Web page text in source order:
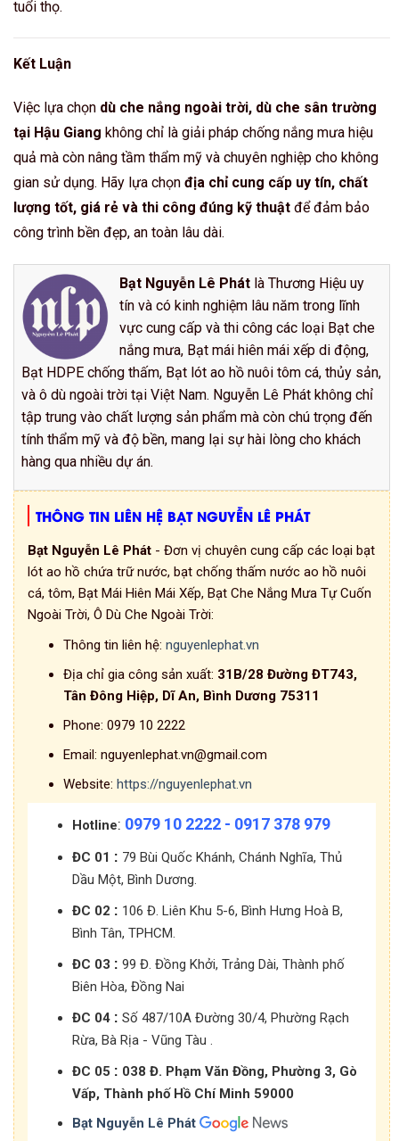
tuổi thọ.
Kết Luận
Việc lựa chọn dù che nắng ngoài trời, dù che sân trường
tại Hậu Giang không chỉ là giải pháp chống nắng mưa hiệu
quả mà còn nâng tầm thẩm mỹ và chuyên nghiệp cho không
gian sử dụng. Hãy lựa chọn địa chỉ cung cấp uy tín, chất
lượng tốt, giá rẻ và thi công đúng kỹ thuật để đảm bảo
công trình bền đẹp, an toàn lâu dài.
Bạt Nguyễn Lê Phát là Thương Hiệu uy
tín và có kinh nghiệm lâu năm trong lĩnh
vực cung cấp và thi công các loại Bạt che
nắng mưa, Bạt mái hiên mái xếp di động,
Bạt HDPE chống thấm, Bạt lót ao hồ nuôi tôm cá, thủy sản,
và ô dù ngoài trời tại Việt Nam. Nguyễn Lê Phát không chỉ
tập trung vào chất lượng sản phẩm mà còn chú trọng đến
tính thẩm mỹ và độ bền, mang lại sự hài lòng cho khách
hàng qua nhiều dự án.
THÔNG TIN LIÊN HỆ BẠT NGUYỄN LÊ PHÁT
Bạt Nguyễn Lê Phát - Đơn vị chuyên cung cấp các loại bạt
lót ao hồ chứa trữ nước, bạt chống thấm nước ao hồ nuôi
cá, tôm, Bạt Mái Hiên Mái Xếp, Bạt Che Nắng Mưa Tự Cuốn
Ngoài Trời, Ô Dù Che Ngoài Trời:
Thông tin liên hệ: nguyenlephat.vn
Địa chỉ gia công sản xuất: 31B/28 Đường ĐT743,
Tân Đông Hiệp, Dĩ An, Bình Dương 75311
Phone: 0979 10 2222
Email: nguyenlephat.vn@gmail.com
Website: https://nguyenlephat.vn
Hotline: 0979 10 2222 - 0917 378 979
ĐC 01 : 79 Bùi Quốc Khánh, Chánh Nghĩa, Thủ
Dầu Một, Bình Dương.
ĐC 02 : 106 Đ. Liên Khu 5-6, Bình Hưng Hoà B,
Bình Tân, TPHCM.
ĐC 03 : 99 Đ. Đồng Khởi, Trảng Dài, Thành phố
Biên Hòa, Đồng Nai
ĐC 04 : Số 487/10A Đường 30/4, Phường Rạch
Rừa, Bà Rịa - Vũng Tàu .
ĐC 05 : 038 Đ. Phạm Văn Đồng, Phường 3, Gò
Vấp, Thành phố Hồ Chí Minh 59000
Bạt Nguyễn Lê Phát